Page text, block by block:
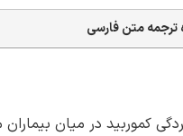
ترجمه متن فارسی
کموربید در میان بیماران